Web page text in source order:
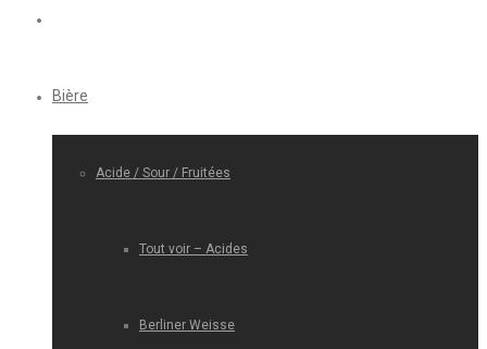
Bière
Acide / Sour / Fruitées
Tout voir – Acides
Berliner Weisse